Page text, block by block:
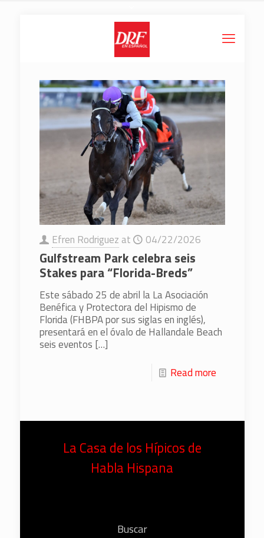
Efren Rodriguez at 04/22/2026
Gulfstream Park celebra seis
Stakes para “Florida-Breds”
Este sábado 25 de abril la La Asociación
Benéfica y Protectora del Hipismo de
Florida (FHBPA por sus siglas en inglés),
presentará en el óvalo de Hallandale Beach
seis eventos […]
Read more
La Casa de los Hípicos de
Habla Hispana
Buscar